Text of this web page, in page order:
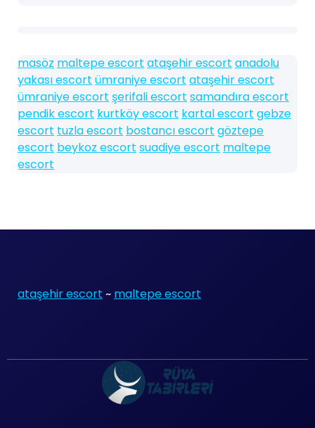
masöz maltepe escort ataşehir escort anadolu
yakası escort ümraniye escort ataşehir escort
ümraniye escort şerifali escort samandıra escort
pendik escort kurtköy escort kartal escort gebze
escort tuzla escort bostancı escort göztepe
escort beykoz escort suadiye escort maltepe
escort
ataşehir escort ~ maltepe escort